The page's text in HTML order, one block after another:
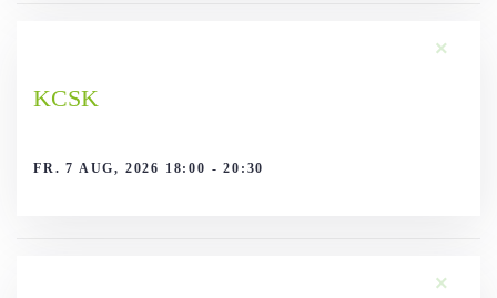
×
KCSK
FR. 7 AUG, 2026 18:00 - 20:30
×